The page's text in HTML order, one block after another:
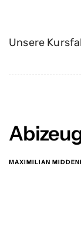
Unsere
MAXIMILIAN